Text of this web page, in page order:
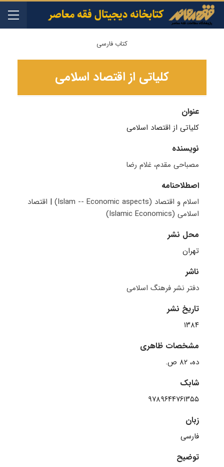
کتاب فارسی
کلیاتی از اقتصاد اسلامی
عنوان
کلیاتی از اقتصاد اسلامی
نویسنده
مصباحی مقدم، غلام رضا
اصطلاحنامه
اسلام و اقتصاد (Islam -- Economic aspects) | اقتصاد
اسلامی (Islamic Economics)
محل نشر
تهران
ناشر
دفتر نشر فرهنگ اسلامی
تاریخ نشر
۱۳۸۴
مشخصات ظاهری
ده، ۸۲ ص.
شابک
۹۷۸۹۶۴۴۷۶۱۳۵۵
زبان
فارسی
توضیح